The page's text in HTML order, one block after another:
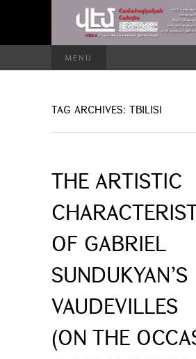
MENU
TAG ARCHIVES: TBILISI
THE ARTISTIC
OF GABRIEL
SUNDUKYAN’S
VAUDEVILLES
(ON THE